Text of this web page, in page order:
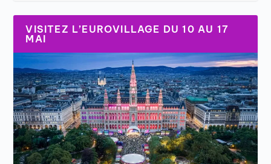
VISITEZ L’EUROVILLAGE DU 10 AU 17
MAI